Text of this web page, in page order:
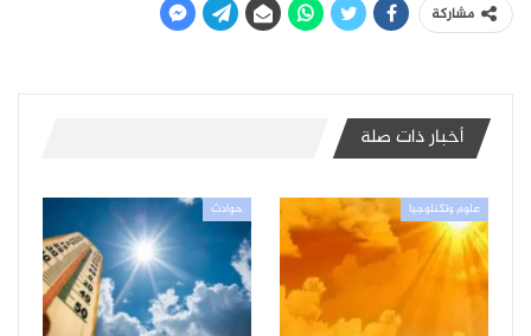
مشاركة
أخبار ذات صلة
علوم وتكنلوجيا حوادث